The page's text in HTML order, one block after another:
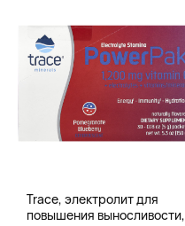
Trace, электролит для
повышения выносливости,